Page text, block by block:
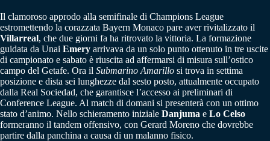
Il clamoroso approdo alla semifinale di Champions League
estromettendo la corazzata Bayern Monaco pare aver rivitalizzato il
Villarreal, che due giorni fa ha ritrovato la vittoria. La formazione
guidata da Unai Emery arrivava da un solo punto ottenuto in tre uscite
di campionato e sabato è riuscita ad affermarsi di misura sull’ostico
campo del Getafe. Ora il Submarino Amarillo si trova in settima
posizione e dista sei lunghezze dal sesto posto, attualmente occupato
dalla Real Sociedad, che garantisce l’accesso ai preliminari di
Conference League. Al match di domani si presenterà con un ottimo
stato d’animo. Nello schieramento iniziale Danjuma e Lo Celso
formeranno il tandem offensivo, con Gerard Moreno che dovrebbe
partire dalla panchina a causa di un malanno fisico.